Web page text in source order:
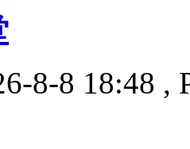
8-8 18:48 ,